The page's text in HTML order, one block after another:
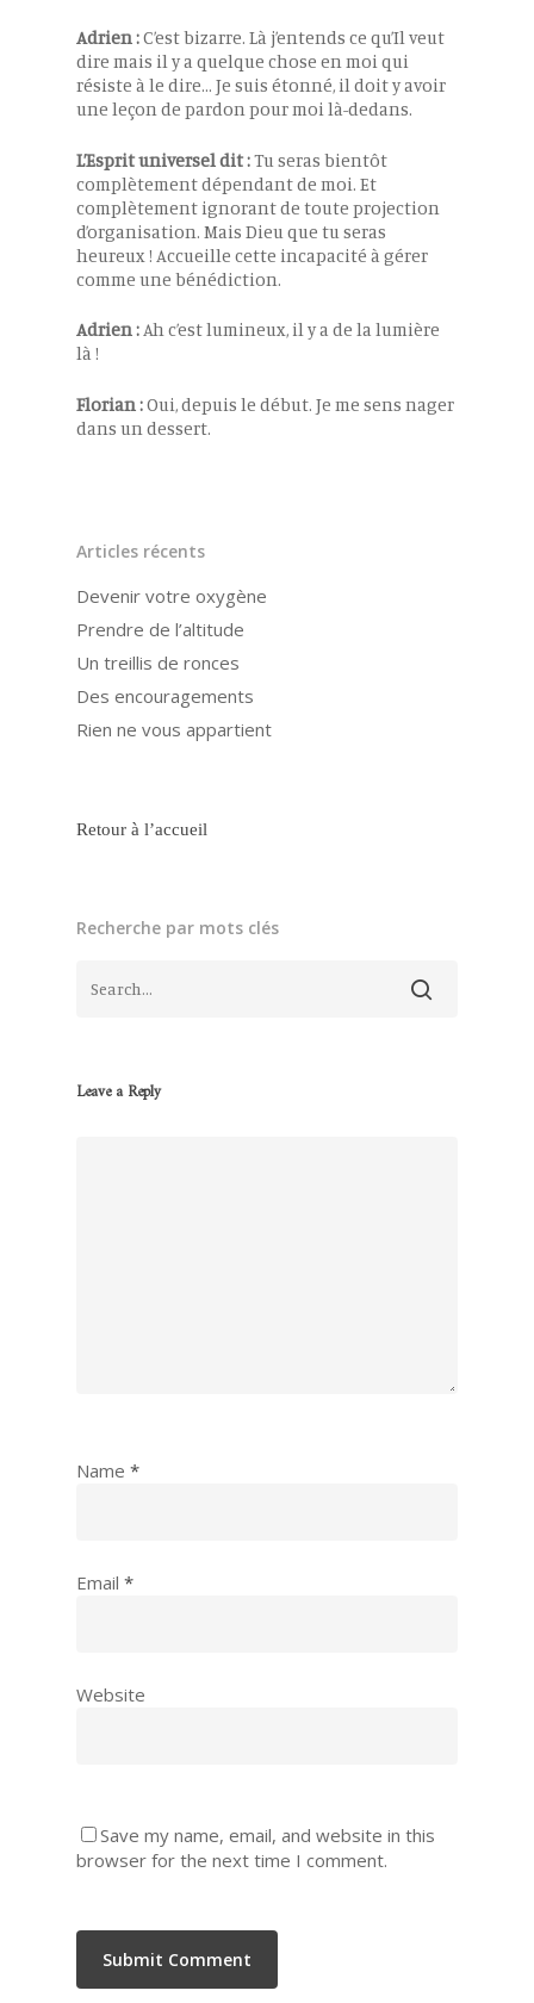
Adrien :C’est bizarre. Là j’entends ce qu’Il veut
dire mais il y a quelque chose en moi qui
résiste à le dire… Je suis étonné, il doit y avoir
une leçon de pardon pour moi là-dedans.
L’Esprit universel dit :Tu seras bientôt
complètement dépendant de moi. Et
complètement ignorant de toute projection
d’organisation. Mais Dieu que tu seras
heureux ! Accueille cette incapacité à gérer
comme une bénédiction.
Adrien :Ah c’est lumineux, il y a de la lumière
là !
Florian :Oui, depuis le début. Je me sens nager
dans un dessert.
Articles récents
Devenir votre oxygène
Prendre de l’altitude
Un treillis de ronces
Des encouragements
Rien ne vous appartient
Retour à l’accueil
Recherche par mots clés
Leave a Reply
Name *
Email *
Website
Save my name, email, and website in this
browser for the next time I comment.